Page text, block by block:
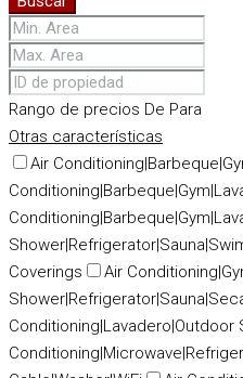
Rango de precios De Para
Otras características
Air
Coverings
Air
Conditioning|Lavadero|Outdoor